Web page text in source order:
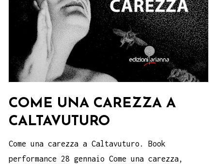
COME UNA CAREZZA A
CALTAVUTURO
Come una carezza a Caltavuturo. Book
performance 28 gennaio Come una carezza,